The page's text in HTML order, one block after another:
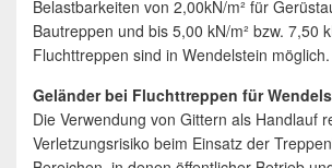
Belastbarkeiten von 2,00kN/m² für
Bautreppen und bis 5,00 kN/m² bzw. 7,50
Fluchttreppen sind in Wendelstein möglich.
Geländer bei Fluchttreppen für
Die Verwendung von Gittern als Handlauf
Verletzungsrisiko beim Einsatz der